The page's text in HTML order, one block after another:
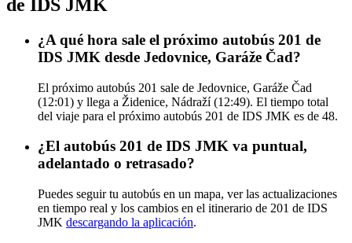
de IDS JMK
¿A qué hora sale el próximo autobús 201 de
IDS JMK desde Jedovnice, Garáže Čad?
El próximo autobús 201 sale de Jedovnice, Garáže Čad
(12:01) y llega a Židenice, Nádraží (12:49). El tiempo total
del viaje para el próximo autobús 201 de IDS JMK es de 48.
¿El autobús 201 de IDS JMK va puntual,
adelantado o retrasado?
Puedes seguir tu autobús en un mapa, ver las actualizaciones
en tiempo real y los cambios en el itinerario de 201 de IDS
JMK descargando la aplicación.